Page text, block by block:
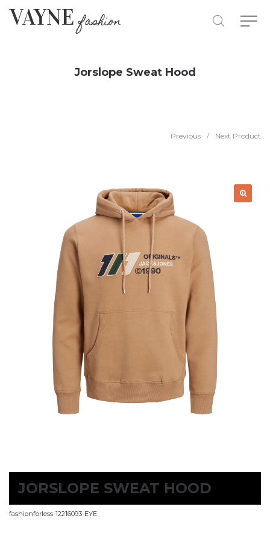
Jorslope Sweat Hood
Previous / Next Product
JORSLOPE SWEAT HOOD
fashionforless-12216093-EYE